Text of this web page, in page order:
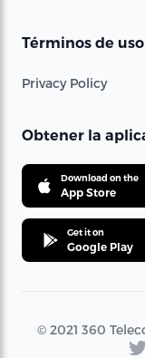
Términos de uso
Privacy Policy
Obtener la
Download on the
App Store
Get it on
Google Play
© 2021 360